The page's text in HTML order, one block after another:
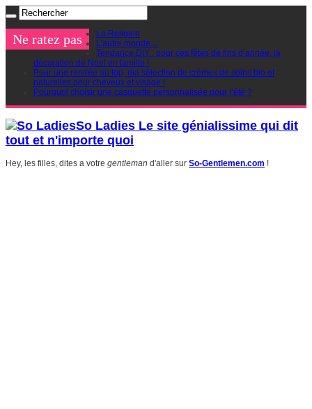
Ne ratez pas
La Religion
L’autre monde…
Tendance DIY : pour ces fêtes de fins d’année, la
décoration de Noel en famille !
Pour une rentrée au top, ma sélection de crèmes de soins bio et
naturelles pour cheveux et visage !
Pourquoi choisir une casquette personnalisée pour l’été ?
So Ladies Le site génialissime qui dit
tout et n'importe quoi
Hey, les filles, dites a votre gentleman d'aller sur So-Gentlemen.com !